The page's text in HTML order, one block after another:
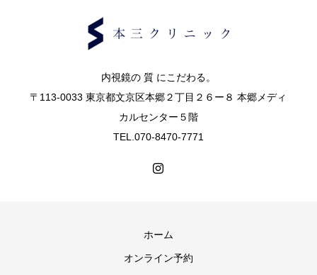
内視鏡の 質 にこだわる。
〒113-0033 東京都文京区本郷２丁目２６ー８ 本郷メディ
カルセンター５階
TEL.070-8470-7771
ホーム
オンライン予約